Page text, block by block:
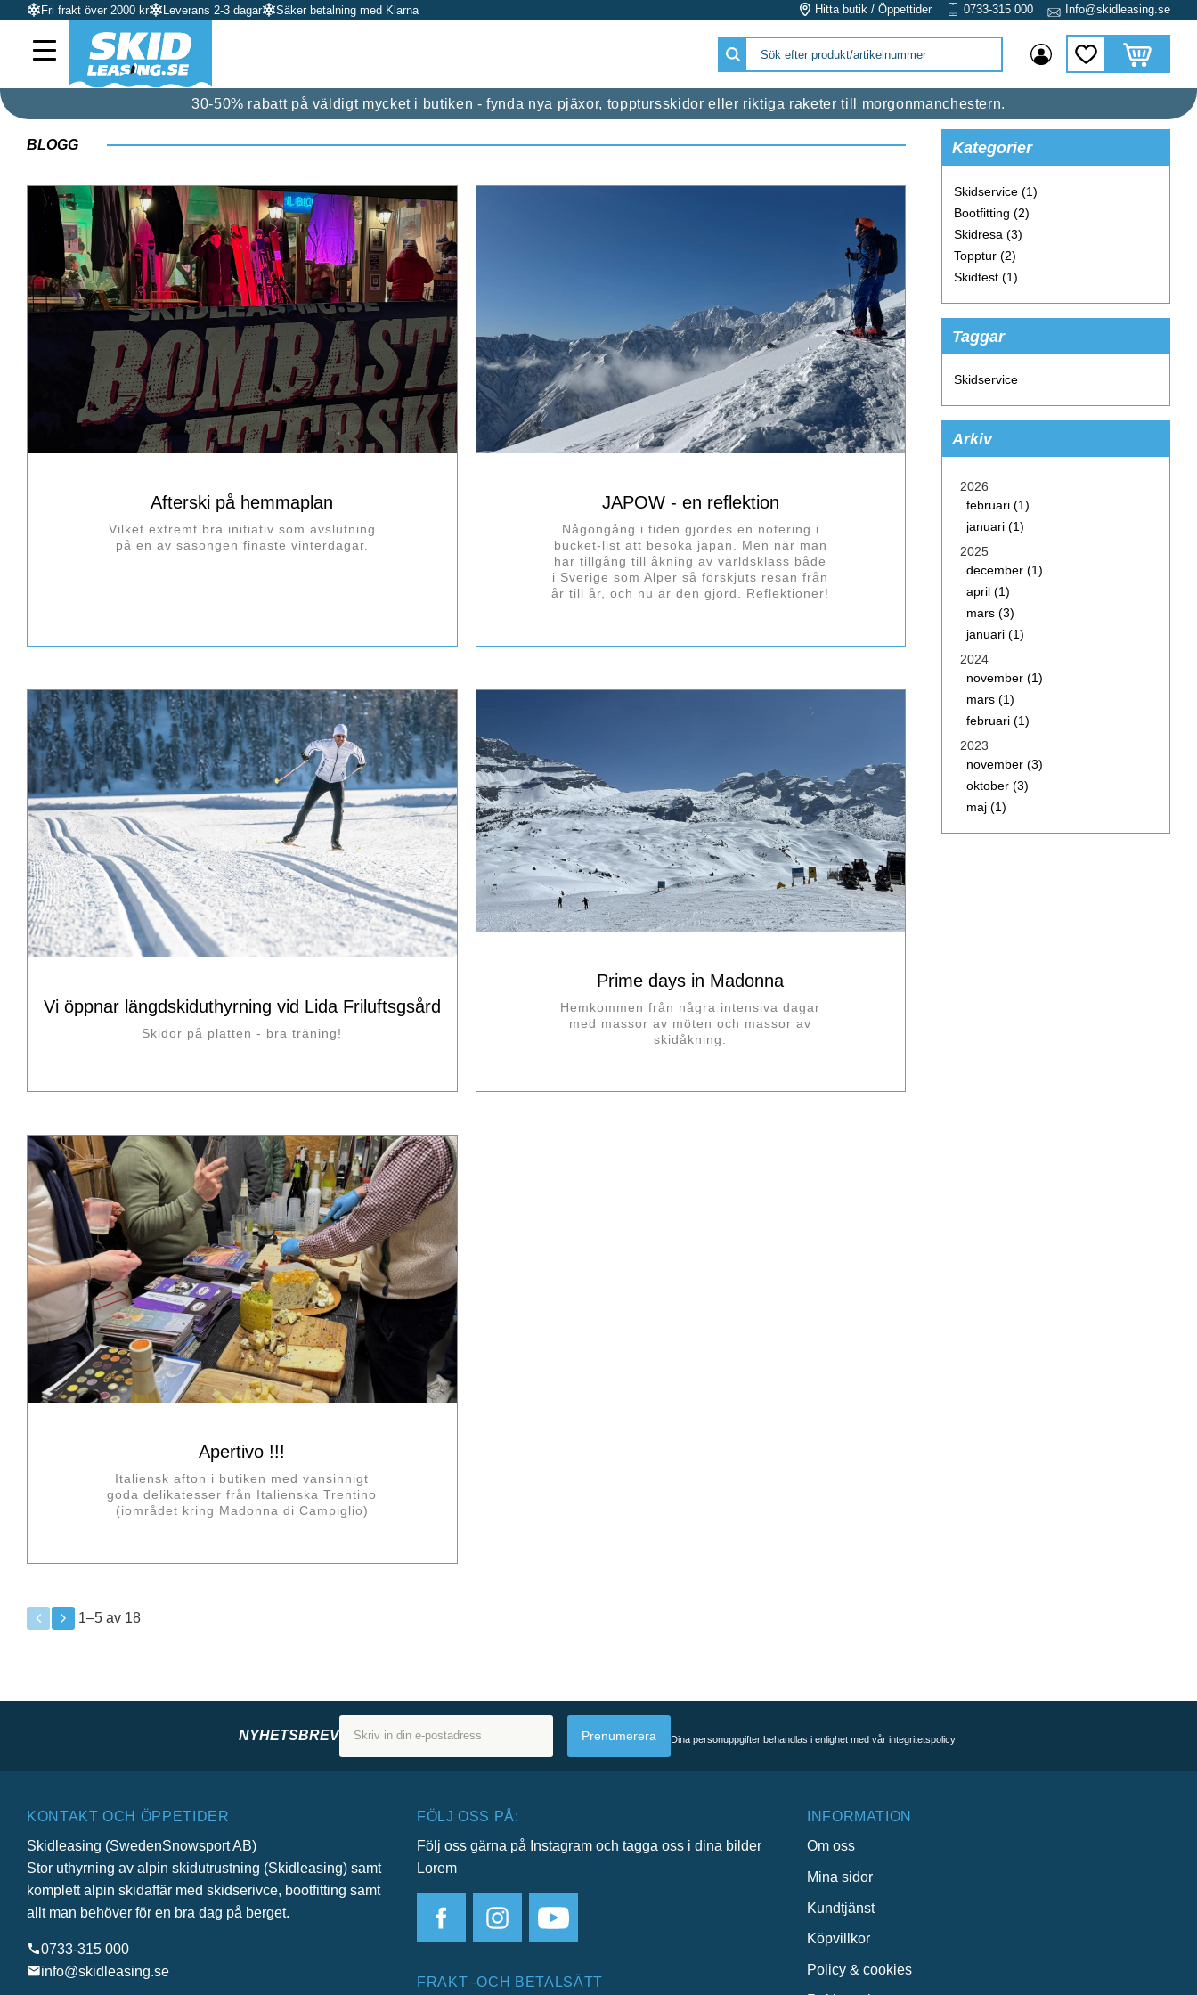
Fri frakt över 2000 kr Leverans 2-3 dagar Säker betalning med Klarna Hitta butik / Öppettider 0733-315 000 Info@skidleasing.se
Favoriter
Kundvagn
30-50% rabatt på väldigt mycket i butiken - fynda nya pjäxor, topptursskidor eller riktiga raketer till morgonmanchestern.
BLOGG
Afterski på hemmaplan
Vilket extremt bra initiativ som avslutning
på en av säsongen finaste vinterdagar.
JAPOW - en reflektion
Någongång i tiden gjordes en notering i
bucket-list att besöka japan. Men när man
har tillgång till åkning av världsklass både
i Sverige som Alper så förskjuts resan från
år till år, och nu är den gjord. Reflektioner!
Vi öppnar längdskiduthyrning vid Lida Friluftsgsård
Skidor på platten - bra träning!
Prime days in Madonna
Hemkommen från några intensiva dagar
med massor av möten och massor av
skidåkning.
Apertivo !!!
Italiensk afton i butiken med vansinnigt
goda delikatesser från Italienska Trentino
(iområdet kring Madonna di Campiglio)
1–5 av 18
Kategorier
Skidservice (1)
Bootfitting (2)
Skidresa (3)
Topptur (2)
Skidtest (1)
Taggar
Skidservice
Arkiv
2026
februari (1)
januari (1)
2025
december (1)
april (1)
mars (3)
januari (1)
2024
november (1)
mars (1)
februari (1)
2023
november (3)
oktober (3)
maj (1)
NYHETSBREV Prenumerera Dina personuppgifter behandlas i enlighet med vår integritetspolicy
KONTAKT OCH ÖPPETIDER
Skidleasing (SwedenSnowsport AB)
Stor uthyrning av alpin skidutrustning (Skidleasing) samt
komplett alpin skidaffär med skidserivce, bootfitting samt
allt man behöver för en bra dag på berget.
0733-315 000
info@skidleasing.se
FÖLJ OSS PÅ:
Följ oss gärna på Instagram och tagga oss i dina bilder
Lorem
FRAKT -OCH BETALSÄTT
INFORMATION
Om oss
Mina sidor
Kundtjänst
Köpvillkor
Policy & cookies